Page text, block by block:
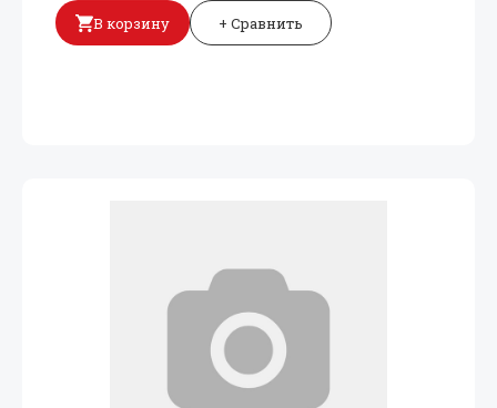
В корзину + Сравнить